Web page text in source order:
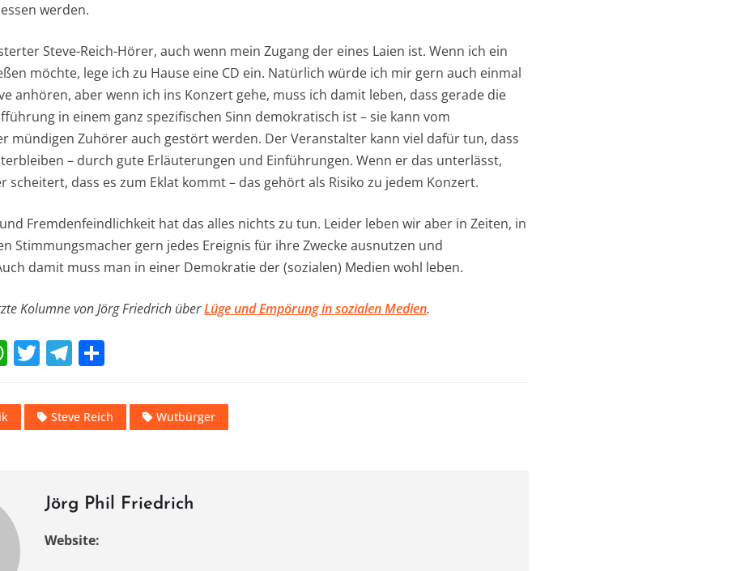
werden.
Steve-Reich-Hörer, auch wenn mein Zugang der eines Laien ist. Wenn ich ein
möchte, lege ich zu Hause eine CD ein. Natürlich würde ich mir gern auch einmal
anhören, aber wenn ich ins Konzert gehe, muss ich damit leben, dass gerade die
in einem ganz spezifischen Sinn demokratisch ist – sie kann vom
mündigen Zuhörer auch gestört werden. Der Veranstalter kann viel dafür tun, dass
– durch gute Erläuterungen und Einführungen. Wenn er das unterlässt,
scheitert, dass es zum Eklat kommt – das gehört als Risiko zu jedem Konzert.
Fremdenfeindlichkeit hat das alles nichts zu tun. Leider leben wir aber in Zeiten, in
Stimmungsmacher gern jedes Ereignis für ihre Zwecke ausnutzen und
damit muss man in einer Demokratie der (sozialen) Medien wohl leben.
Kolumne von Jörg Friedrich überLüge und Empörung in sozialen Medien.
W
at
s
p
T
it
te
T
e
gr
le
n
Steve Reich Wutbürger
Jörg Phil Friedrich
Website: